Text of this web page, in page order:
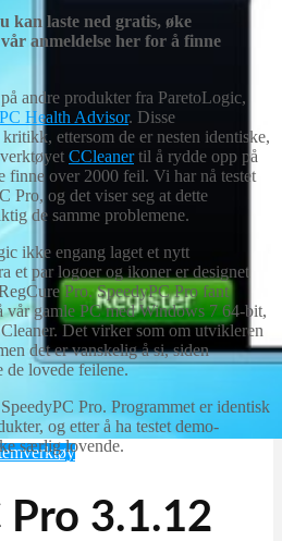
Pro 3.1.12
kan laste ned gratis, øke
anmeldelse her for å finne
andre produkter fra ParetoLogic,
PC Health Advisor. Disse
ettersom de er nesten identiske,
CCleanertil å rydde opp på
finne over 2000 feil. Vi har nå testet
Pro, og det viser seg at dette
de samme problemene.
ikke engang laget et nytt
et par logoer og ikoner er designet
Pro. SpeedyPC Pro fant
gamle PC med Windows 7 64-bit,
Det virker som om utvikleren
det er vanskelig å si, siden
de lovede feilene.
Pro. Programmet er identisk
og etter å ha testet demo-
særlig lovende.